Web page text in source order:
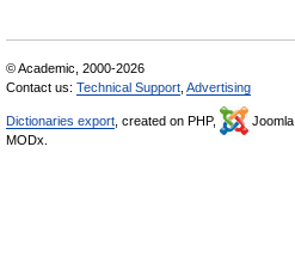
© Academic, 2000-2026
Contact us: Technical Support Advertising
Dictionaries export , created on PHP, Joomla,
MODx.